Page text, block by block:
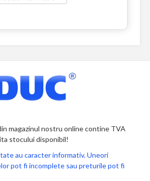
magazinul nostru online contine TVA
stocului disponibil!
au caracter informativ. Uneori
pot fi incomplete sau preturile pot fi